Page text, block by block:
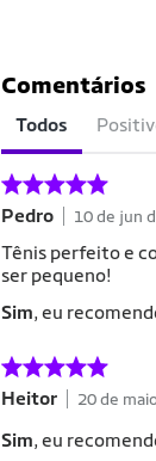
Comentários
Todos
Pedro 10 de jun
Tênis perfeito e
ser pequeno!
Sim, eu
Heitor 20 de
Sim, eu